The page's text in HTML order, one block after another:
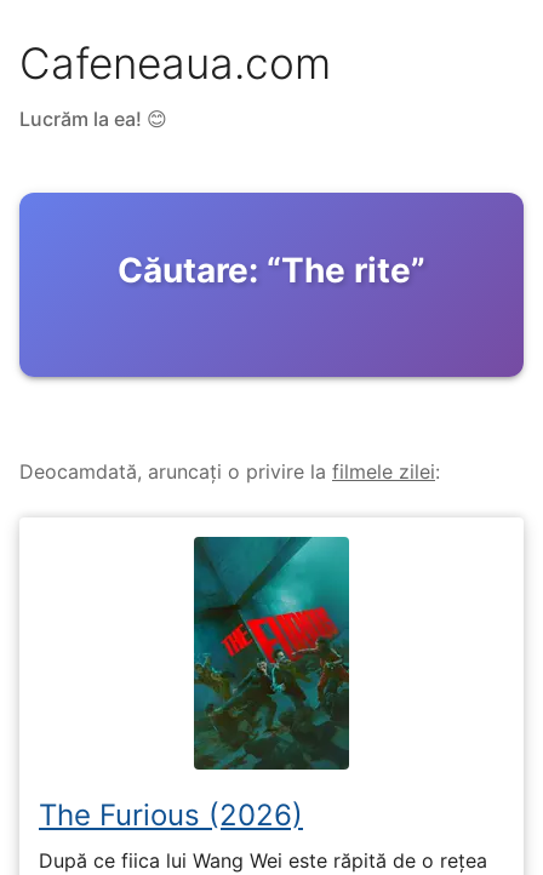
Cafeneaua.com
Lucrăm la ea! 😊
Căutare: “The rite”
Deocamdată, aruncați o privire la filmele zilei:
The Furious (2026)
După ce fiica lui Wang Wei este răpită de o rețea